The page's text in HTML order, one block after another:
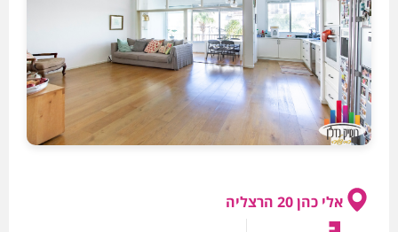
אלי כהן 20 הרצליה